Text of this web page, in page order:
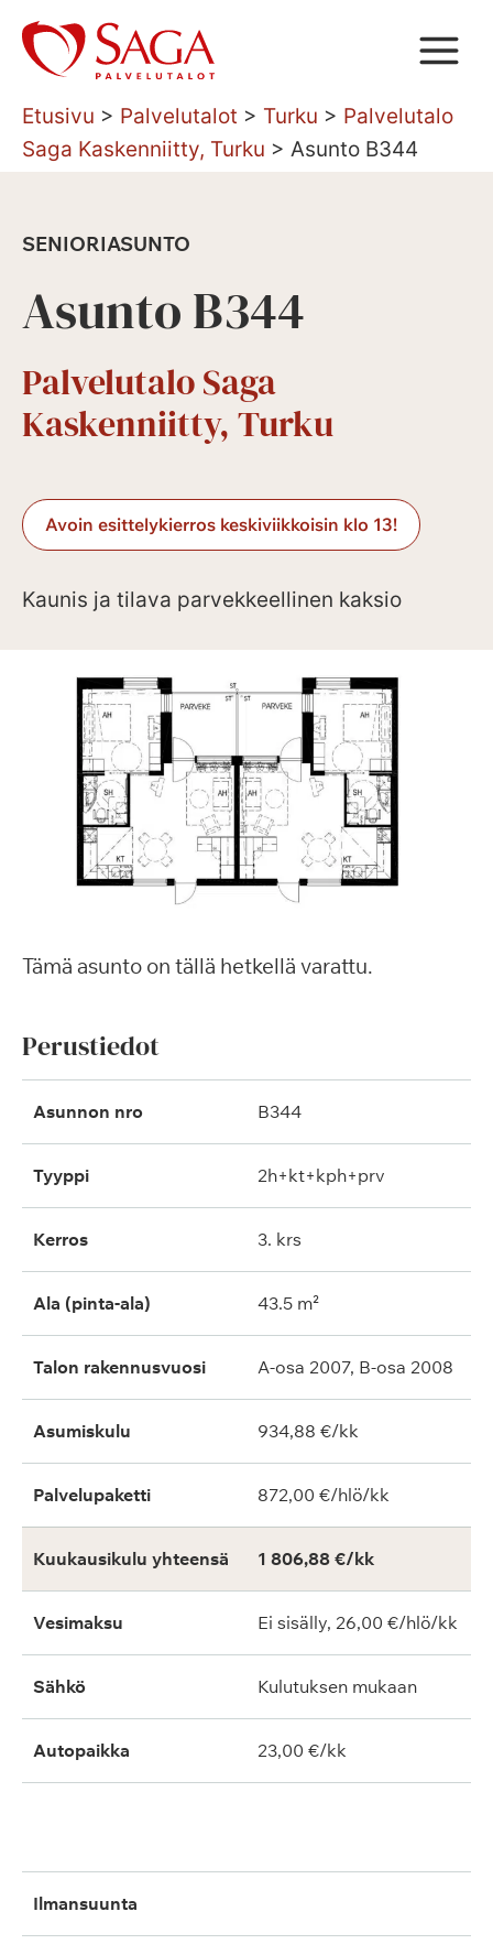
Siirry
sisältöön
Etusivu > Palvelutalot > Turku > Palvelutalo
Saga Kaskenniitty, Turku > Asunto B344
SENIORIASUNTO
Asunto B344
Palvelutalo Saga
Kaskenniitty, Turku
Avoin esittelykierros keskiviikkoisin klo 13!
Kaunis ja tilava parvekkeellinen kaksio
Tämä asunto on tällä hetkellä varattu.
Perustiedot
Asunnon nro B344
Tyyppi 2h+kt+kph+prv
Kerros 3. krs
Ala (pinta-ala) 43.5 m²
Talon rakennusvuosi A-osa 2007, B-osa 2008
Asumiskulu 934,88 €/kk
Palvelupaketti 872,00 €/hlö/kk
Kuukausikulu yhteensä 1 806,88 €/kk
Vesimaksu Ei sisälly, 26,00 €/hlö/kk
Sähkö Kulutuksen mukaan
Autopaikka 23,00 €/kk
ilmansuunta